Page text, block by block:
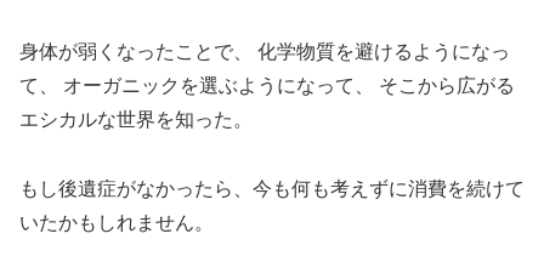
身体が弱くなったことで、 化学物質を避けるようになっ
て、 オーガニックを選ぶようになって、 そこから広がる
エシカルな世界を知った。
もし後遺症がなかったら、今も何も考えずに消費を続けて
いたかもしれません。